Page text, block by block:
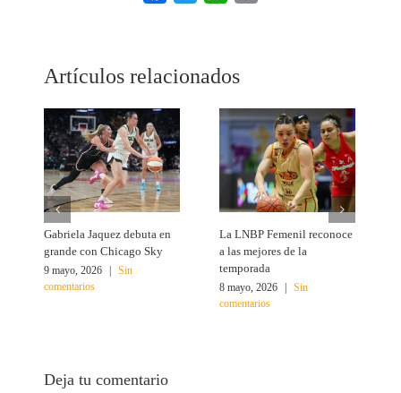
Artículos relacionados
Gabriela Jaquez debuta en
grande con Chicago Sky
9 mayo, 2026
Sin
comentarios
La LNBP Femenil reconoce
a las mejores de la
temporada
8 mayo, 2026
Sin
comentarios
Deja tu comentario